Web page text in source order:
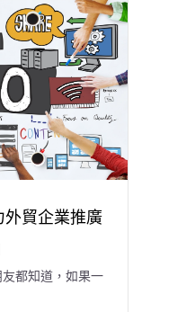
外貿企業推廣
都知道，如果一